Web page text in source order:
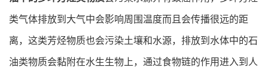
类气体排放到大气中会影响周围温度而且会传播很远的距
离，这类芳烃物质也会污染土壤和水源，排放到水体中的石
油类物质会黏附在水生生物上，通过食物链的作用进入到人